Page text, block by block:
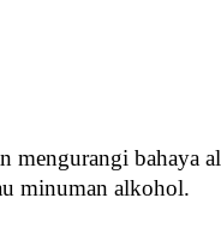
mengurangi bahaya
minuman alkohol.